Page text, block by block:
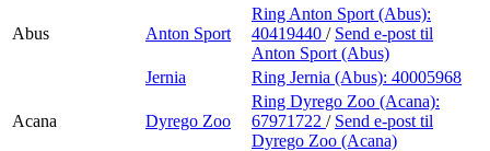
Abus Anton Sport
Ring Anton Sport (Abus):
40419440 / Send e-post til
Anton Sport (Abus)
Jernia
Ring Jernia (Abus): 40005968
Acana Dyrego Zoo
Ring Dyrego Zoo (Acana):
67971722 / Send e-post til
Dyrego Zoo (Acana)